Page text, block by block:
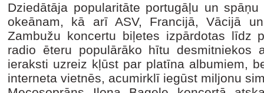
Dziedātāja popularitāte portugāļu un
okeānam, kā arī ASV, Francijā, Vācijā
Zambužu koncertu biļetes izpārdotas līdz
radio ēteru populārāko hītu desmitniekos
ieraksti uzreiz kļūst par platīna albumiem,
interneta vietnēs, acumirklī iegūst miljonu